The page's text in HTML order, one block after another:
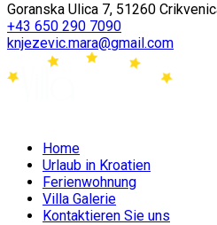
Goranska Ulica 7, 51260
+43 650 290 7090
knjezevic.mara@gmail.com
Home
Urlaub in Kroatien
Ferienwohnung
Villa Galerie
Kontaktieren Sie uns